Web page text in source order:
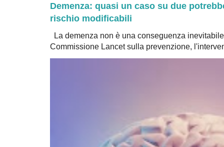
Demenza: quasi un caso su due
rischio modificabili
La demenza non è una conseguenza
Commissione Lancet sulla prevenzione,